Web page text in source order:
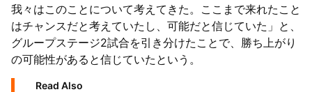
我々はこのことについて考えてきた。ここまで来れたこと
はチャンスだと考えていたし、可能だと信じていた」と、
グループステージ2試合を引き分けたことで、勝ち上がり
の可能性があると信じていたという。
Read Also